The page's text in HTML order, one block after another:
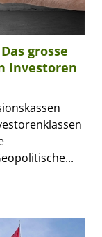
grosse
Investoren